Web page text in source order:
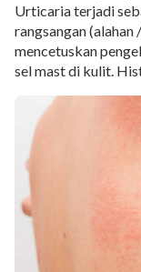
Urticaria terjadi
rangsangan
mencetuskan
sel mast di kulit.